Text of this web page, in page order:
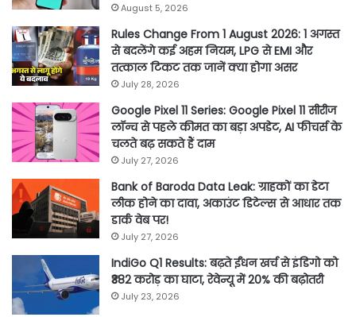
August 5, 2026
Rules Change From 1 August 2026: 1 अगस्त
से बदलेंगे कई अहम नियम, LPG से EMI और
तत्काल टिकट तक जानें क्या होगा असर
July 28, 2026
Google Pixel 11 Series: Google Pixel 11 सीरीज
लॉन्च से पहले कीमत का बड़ा अपडेट, AI फीचर्स के
चलते बढ़ सकते हैं दाम
July 27, 2026
Bank of Baroda Data Leak: ग्राहकों का डेटा
लीक होने का दावा, अकाउंट डिटेल्स से आधार तक
डार्क वेब पर!
July 27, 2026
IndiGo Q1 Results: बढ़ते ईंधन खर्च से इंडिगो को
₹382 करोड़ का घाटा, रेवेन्यू में 20% की बढ़ोतरी
July 23, 2026